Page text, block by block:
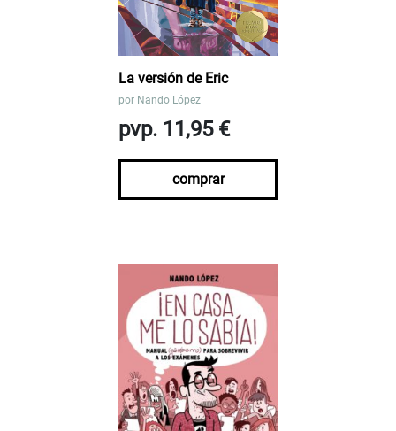
La versión de Eric
por Nando López
pvp. 11,95 €
comprar